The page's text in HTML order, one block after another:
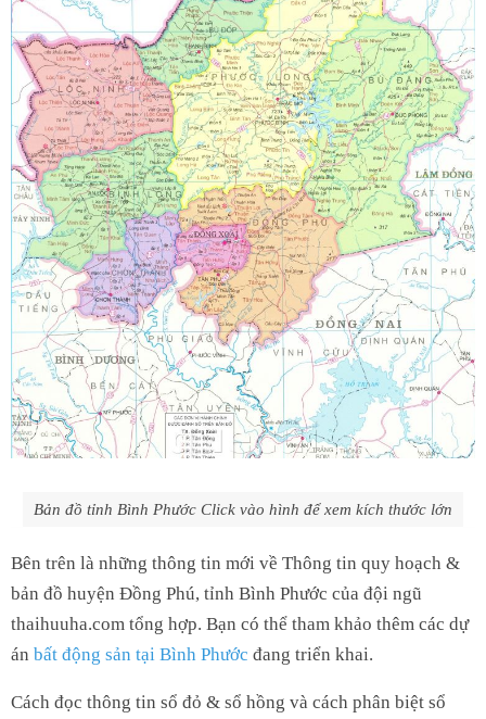
Bản đồ tỉnh Bình Phước Click vào hình để xem kích thước lớn
Bên trên là những thông tin mới về Thông tin quy hoạch &
bản đồ huyện Đồng Phú, tỉnh Bình Phước của đội ngũ
thaihuuha.com tổng hợp. Bạn có thể tham khảo thêm các dự
án bất động sản tại Bình Phước đang triển khai.
Cách đọc thông tin sổ đỏ & sổ hồng và cách phân biệt sổ